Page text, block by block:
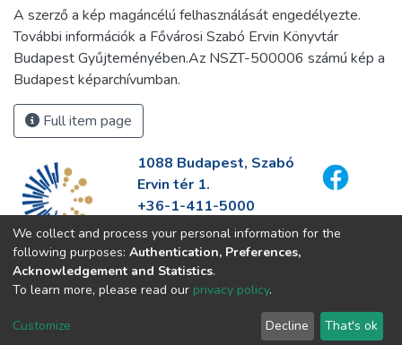
A szerző a kép magáncélú felhasználását engedélyezte.
További információk a Fővárosi Szabó Ervin Könyvtár
Budapest Gyűjteményében.Az NSZT-500006 számú kép a
Budapest képarchívumban.
Full item page
1088 Budapest, Szabó
Ervin tér 1.
+36-1-411-5000
info@fszek.hu
https://fszek.hu
We collect and process your personal information for the
following purposes: Authentication, Preferences,
Acknowledgement and Statistics.
To learn more, please read our privacy policy.
Customize Decline That's ok